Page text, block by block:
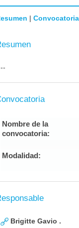
| Convocatoria
--
Nombre de la
convocatoria:
Modalidad:
Brigitte Gavio .